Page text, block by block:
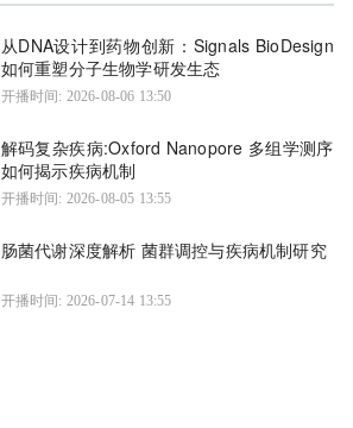
从DNA设计到药物创新：Signals BioDesign
如何重塑分子生物学研发生态
开播时间: 2026-08-06 13:50
解码复杂疾病:Oxford Nanopore 多组学测序
如何揭示疾病机制
开播时间: 2026-08-05 13:55
肠菌代谢深度解析 菌群调控与疾病机制研究
开播时间: 2026-07-14 13:55